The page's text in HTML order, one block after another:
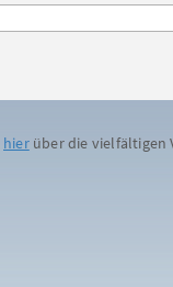
hierüber die vielfältigen